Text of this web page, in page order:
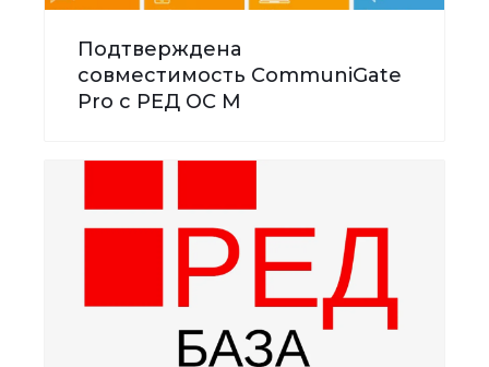
Подтверждена
совместимость CommuniGate
Pro с РЕД ОС М